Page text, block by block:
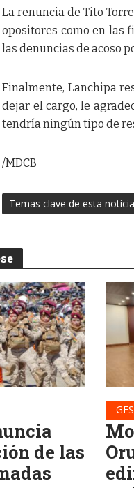
La renuncia de Tito
opositores como en las
las denuncias de acoso
Finalmente, Lanchipa
dejar el cargo, le
tendría ningún tipo de
/MDCB
Temas clave de esta noticia
de las